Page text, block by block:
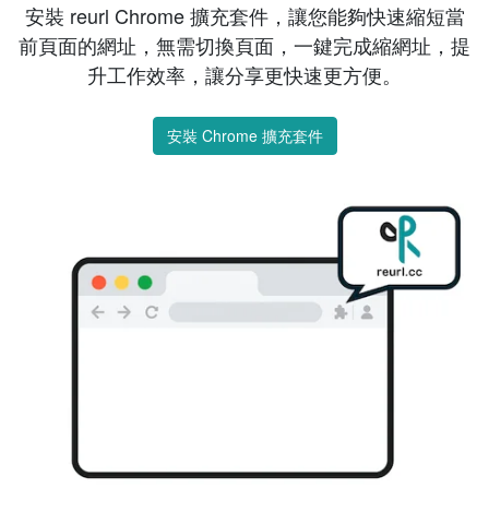
安裝 reurl Chrome 擴充套件，讓您能夠快速縮短當
前頁面的網址，無需切換頁面，一鍵完成縮網址，提
升工作效率，讓分享更快速更方便。
安裝 Chrome 擴充套件